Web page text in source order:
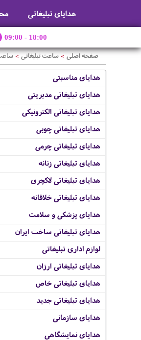
هدایای تبلیغاتی
09:00 - 18:00
صفحه اصلی > ساعت تبلیغاتی >
هدایای مناسبتی
هدایای تبلیغاتی مدیریتی
هدایای تبلیغاتی الکترونیکی
هدایای تبلیغاتی چوبی
هدایای تبلیغاتی چرمی
هدایای تبلیغاتی زنانه
هدایای تبلیغاتی لاکچری
هدایای تبلیغاتی خلاقانه
هدایای پزشکی و سلامت
هدایای تبلیغاتی ساخت ایران
لوازم اداری تبلیغاتی
هدایای تبلیغاتی ارزان
هدایای تبلیغاتی خاص
هدایای تبلیغاتی جدید
هدایای سازمانی
هدایای نمایشگاهی